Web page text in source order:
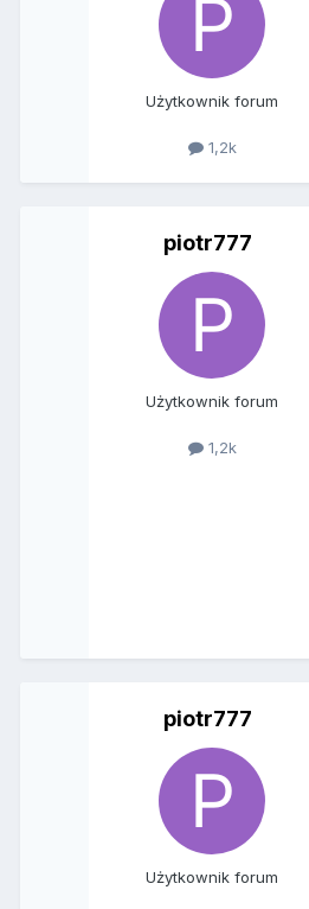
Użytkownik forum
1,2k
piotr777
Użytkownik forum
1,2k
piotr777
Użytkownik forum